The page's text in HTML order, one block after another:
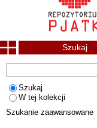
Szukaj
Szukaj
W tej kolekcji
Szukanie zaawansowane